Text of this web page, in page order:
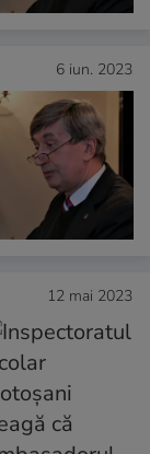
6 iun. 2023
12 mai 2023